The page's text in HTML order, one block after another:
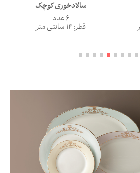
سالادخوری کوچک
6 عدد
قطر: 14 سانتی متر